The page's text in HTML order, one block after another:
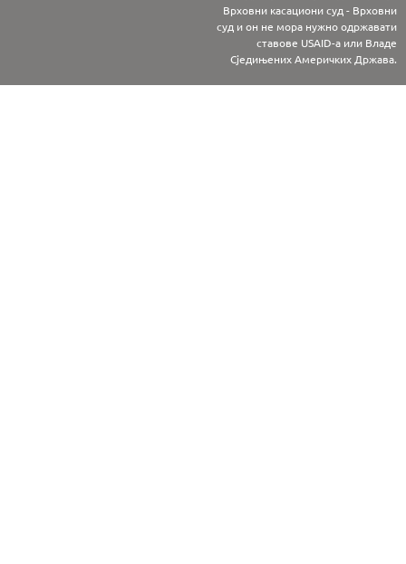
Врховни касациони суд - Врховни
суд и он не мора нужно одржавати
ставове USAID-а или Владе
Сједињених Америчких Држава.